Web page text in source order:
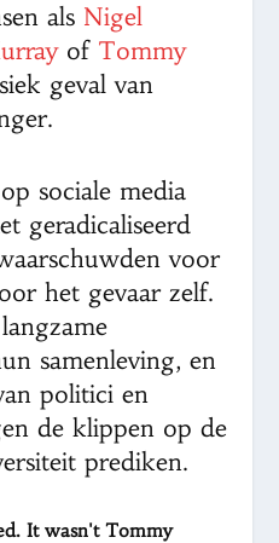
als Nigel
of Tommy
geval van
sociale media
geradicaliseerd
voor
het gevaar zelf.
samenleving, en
politici en
de klippen op de
prediken.
It wasn't Tommy